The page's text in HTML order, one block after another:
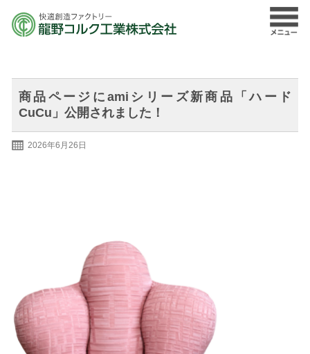
商品ページにamiシリーズ新商品「ハード
CuCu」公開されました！
2026年6月26日